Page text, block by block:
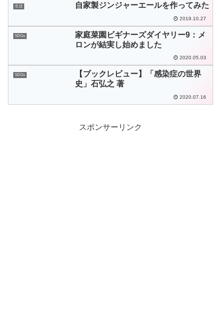
生活 自家製ジンジャーエールを作ってみた
2019.10.27
SDGs
家庭菜園ビギナーズダイヤリー9：メ
ロンが結実し始めました
2020.05.03
SDGs
【ブックレビュー】「感染症の世界
史」石弘之 著
2020.07.16
スポンサーリンク